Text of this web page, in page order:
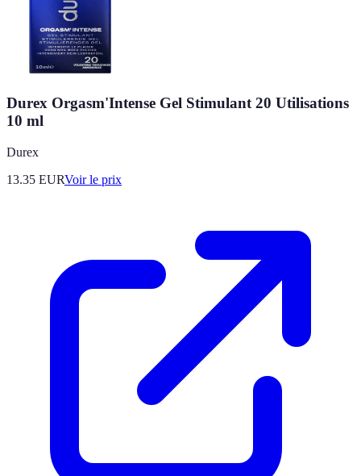
Durex Orgasm'Intense Gel Stimulant 20 Utilisations
10 ml
Durex
13.35 EURVoir le prix